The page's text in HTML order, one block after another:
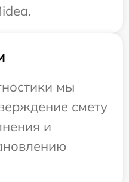
мы
смету
и